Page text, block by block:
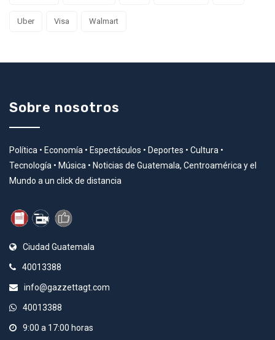
Uber Visa Walmart
Sobre nosotros
Política • Economía • Espectáculos • Deportes • Cultura •
Tecnología • Música • Noticias de Guatemala, Centroamérica y el
Mundo a un click de distancia
Ciudad Guatemala
40013388
info@gazzettagt.com
40013388
9:00 a 17:00 horas